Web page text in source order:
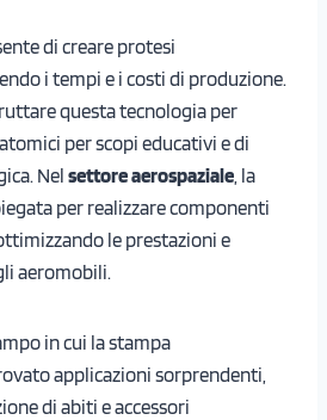
di creare protesi
i tempi e i costi di produzione.
questa tecnologia per
per scopi educativi e di
Nel settore aerospaziale , la
per realizzare componenti
le prestazioni e
aeromobili.
in cui la stampa
applicazioni sorprendenti,
di abiti e accessori